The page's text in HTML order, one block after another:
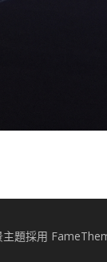
主題採用